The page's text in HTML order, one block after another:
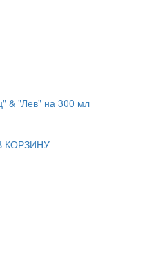
& "Лев" на 300 мл
КОРЗИНУ